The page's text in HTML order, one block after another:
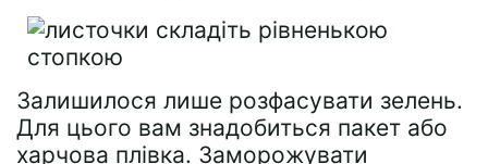
Залишилося лише розфасувати зелень.
Для цього вам знадобиться пакет або
харчова плівка. Заморожувати